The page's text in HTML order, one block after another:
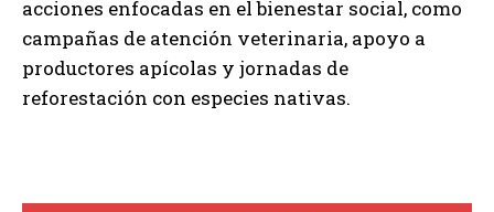
acciones enfocadas en el bienestar social, como
campañas de atención veterinaria, apoyo a
productores apícolas y jornadas de
reforestación con especies nativas.